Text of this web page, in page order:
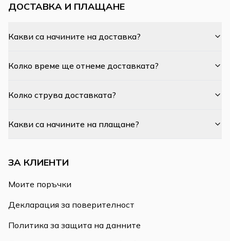
ДОСТАВКА И ПЛАЩАНЕ
Какви са начините на доставка?
Колко време ще отнеме доставката?
Колко струва доставката?
Какви са начините на плащане?
ЗА КЛИЕНТИ
Моите поръчки
Декларация за поверителност
Политика за защита на данните